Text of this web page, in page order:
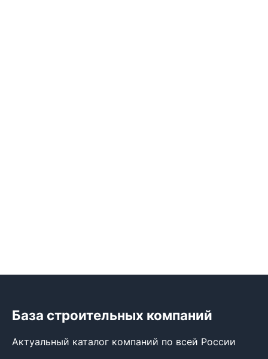
База строительных компаний
Актуальный каталог компаний по всей России